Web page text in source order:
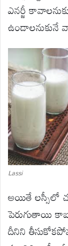
ఎనర్జీ
ఉండాలనుకునే
Lassi
అయితే లస్సీలో
పెరుగుతాయి
దీనిని